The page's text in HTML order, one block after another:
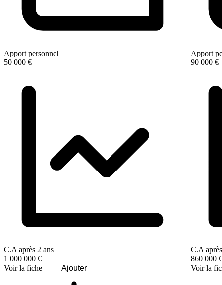
Apport personnel
50 000 €
C.A après 2 ans
1 000 000 €
Voir la fiche
Ajouter
Apport
90 000 €
C.A
860 000 €
Voir la